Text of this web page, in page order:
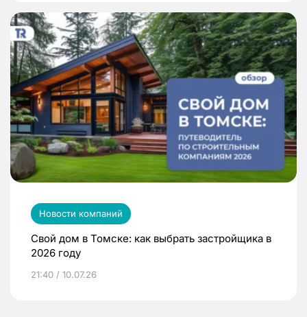
Новости компаний
Свой дом в Томске: как выбрать застройщика в
2026 году
21:40 / 10.07.26